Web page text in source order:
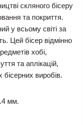
скляного бісеру
та покриття.
у всьому світі за
Цей бісер відмінно
хобі,
та аплікацій,
виробів.
мм.